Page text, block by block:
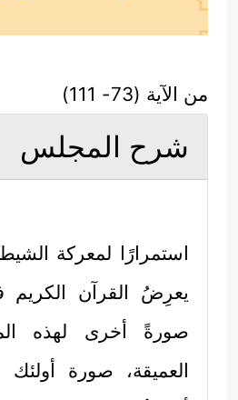
من الآية (73- 111)
شرح المجلس
استمرارًا لمعركة
يعرِضُ القرآن الكريم
صورةً أخرى لهذه
العميقة، صورة أولئك